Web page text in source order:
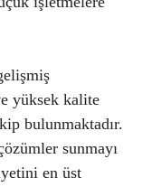
yüksek kalite
bulunmaktadır.
sunmayı
en üst